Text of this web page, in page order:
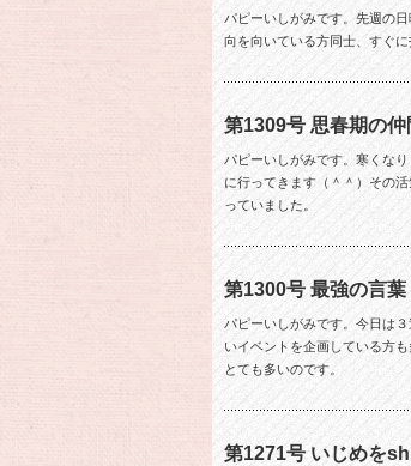
パピーいしがみです。先週の
向を向いている方同士、すぐ
第1309号 思春期の仲
パピーいしがみです。寒くな
に行ってきます（＾＾）その
っていました。
第1300号 最強の言葉
パピーいしがみです。今日は
いイベントを企画している方
とても多いのです。
第1271号 いじめを